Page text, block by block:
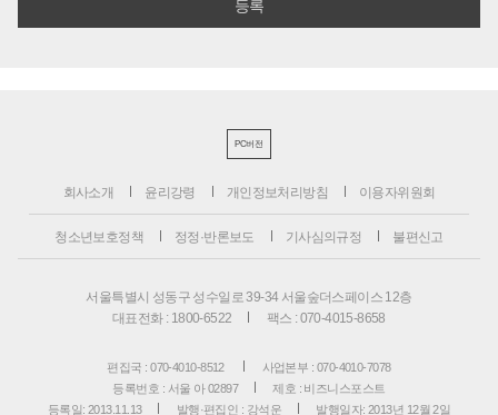
PC버전
회사소개 윤리강령 개인정보처리방침 이용자위원회
청소년보호정책 정정·반론보도 기사심의규정 불편신고
서울특별시 성동구 성수일로 39-34 서울숲더스페이스 12층
대표전화 : 1800-6522
팩스 : 070-4015-8658
편집국 : 070-4010-8512
사업본부 : 070-4010-7078
등록번호 : 서울 아 02897
제호 : 비즈니스포스트
등록일: 2013.11.13
발행·편집인 : 강석운 발행일자: 2013년 12월 2일